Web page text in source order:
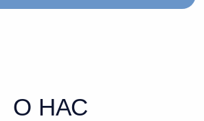
О НАС